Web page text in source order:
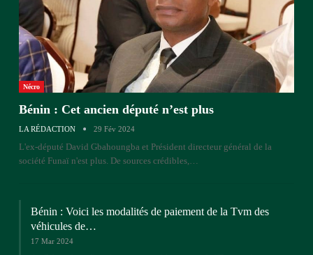
Nécro
Bénin : Cet ancien député n’est plus
LA RÉDACTION 29 Fév 2024
L'ex-député David Gbahoungba et Président directeur général de la
société Funaï n'est plus. De sources crédibles,…
Bénin : Voici les modalités de paiement de la Tvm des
véhicules de…
17 Mar 2024